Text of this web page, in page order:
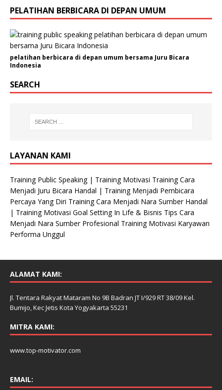
PELATIHAN BERBICARA DI DEPAN UMUM
pelatihan berbicara di depan umum bersama Juru Bicara
Indonesia
SEARCH
LAYANAN KAMI
Training Public Speaking | Training Motivasi Training Cara
Menjadi Juru Bicara Handal | Training Menjadi Pembicara
Percaya Yang Diri Training Cara Menjadi Nara Sumber Handal
| Training Motivasi Goal Setting In Life & Bisnis Tips Cara
Menjadi Nara Sumber Profesional Training Motivasi Karyawan
Performa Unggul
ALAMAT KAMI:
Jl. Tentara Rakyat Mataram No 9B Badran JT I/929 RT 38/09 Kel.
Bumijo, Kec Jetis Kota Yogyakarta 55231
MITRA KAMI:
www.top-motivator.com
EMAIL: